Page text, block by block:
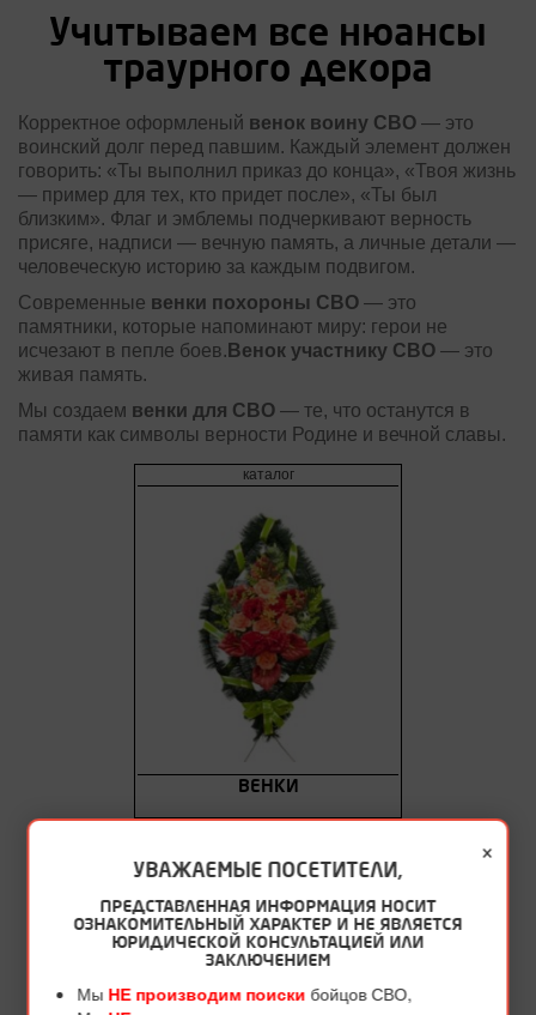
Учитываем все нюансы
траурного декора
Корректное оформленый венок воину СВО — это
воинский долг перед павшим. Каждый элемент должен
говорить: «Ты выполнил приказ до конца», «Твоя жизнь
— пример для тех, кто придет после», «Ты был
близким». Флаг и эмблемы подчеркивают верность
присяге, надписи — вечную память, а личные детали —
человеческую историю за каждым подвигом.
Современные венки похороны СВО — это
памятники, которые напоминают миру: герои не
исчезают в пепле боев. Венок участнику СВО — это
живая память.
Мы создаем венки для СВО — те, что останутся в
памяти как символы верности Родине и вечной славы.
ВЕНКИ
×
УВАЖАЕМЫЕ ПОСЕТИТЕЛИ,
ПРЕДСТАВЛЕННАЯ ИНФОРМАЦИЯ НОСИТ
ОЗНАКОМИТЕЛЬНЫЙ ХАРАКТЕР И НЕ ЯВЛЯЕТСЯ
ЮРИДИЧЕСКОЙ КОНСУЛЬТАЦИЕЙ ИЛИ
ЗАКЛЮЧЕНИЕМ
Мы НЕ производим поиски бойцов СВО,